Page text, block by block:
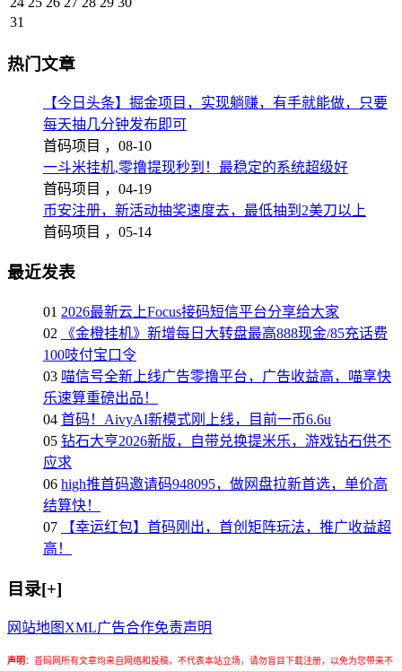
31
热门文章
【今日头条】掘金项目，实现躺赚，有手就能做，只要
每天抽几分钟发布即可
首码项目 ， 08-10
一斗米挂机,零撸提现秒到！最稳定的系统超级好
首码项目 ， 04-19
币安注册，新活动抽奖速度去，最低抽到2美刀以上
首码项目 ， 05-14
最近发表
01 2026最新云上Focus接码短信平台分享给大家
02
《金橙挂机》新增每日大转盘最高888现金/85充话费
100吱付宝口令
03 喵信号全新上线广告零撸平台，广告收益高，喵享快
乐速算重磅出品！
04 首码！AivyAI新模式刚上线，目前一币6.6u
05 钻石大亨2026新版，自带兑换提米乐，游戏钻石供不
应求
06 high推首码邀请码948095，做网盘拉新首选，单价高
结算快！
07
【幸运红包】首码刚出，首创矩阵玩法，推广收益超
高！
目录[+]
网站地图 XML广告合作免责声明
声明： 首码网所有文章均来自网络和投稿，不代表本站立场，请勿盲目下载注册，以免为您带来不